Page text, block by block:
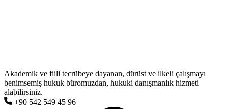
Akademik ve fiili tecrübeye dayanan, dürüst ve ilkeli çalışmayı
benimsemiş hukuk büromuzdan, hukuki danışmanlık hizmeti
alabilirsiniz.
+90 542 549 45 96